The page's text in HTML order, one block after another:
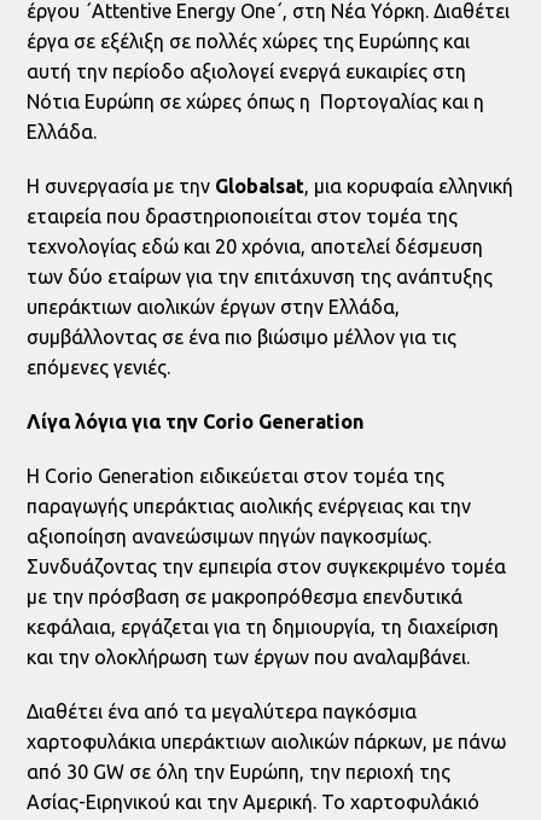
έργου ΄Attentive Energy One΄, στη Νέα Υόρκη. Διαθέτει
έργα σε εξέλιξη σε πολλές χώρες της Ευρώπης και
αυτή την περίοδο αξιολογεί ενεργά ευκαιρίες στη
Νότια Ευρώπη σε χώρες όπως η Πορτογαλίας και η
Ελλάδα.
Η συνεργασία με την Globalsat, μια κορυφαία ελληνική
εταιρεία που δραστηριοποιείται στον τομέα της
τεχνολογίας εδώ και 20 χρόνια, αποτελεί δέσμευση
των δύο εταίρων για την επιτάχυνση της ανάπτυξης
υπεράκτιων αιολικών έργων στην Ελλάδα,
συμβάλλοντας σε ένα πιο βιώσιμο μέλλον για τις
επόμενες γενιές.
Λίγα λόγια για την Corio Generation
Η Corio Generation ειδικεύεται στον τομέα της
παραγωγής υπεράκτιας αιολικής ενέργειας και την
αξιοποίηση ανανεώσιμων πηγών παγκοσμίως.
Συνδυάζοντας την εμπειρία στον συγκεκριμένο τομέα
με την πρόσβαση σε μακροπρόθεσμα επενδυτικά
κεφάλαια, εργάζεται για τη δημιουργία, τη διαχείριση
και την ολοκλήρωση των έργων που αναλαμβάνει.
Διαθέτει ένα από τα μεγαλύτερα παγκόσμια
χαρτοφυλάκια υπεράκτιων αιολικών πάρκων, με πάνω
από 30 GW σε όλη την Ευρώπη, την περιοχή της
Ασίας-Ειρηνικού και την Αμερική. Το χαρτοφυλάκιό